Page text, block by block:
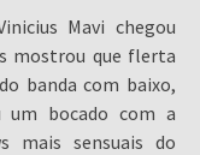
Mavi chegou
mostrou que flerta
banda com baixo,
um bocado com a
mais sensuais do